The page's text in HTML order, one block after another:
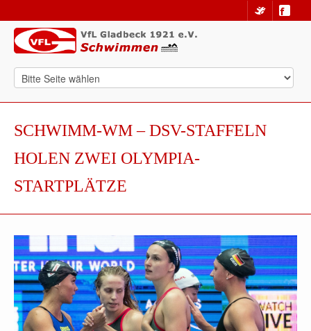
SCHWIMM-WM – DSV-STAFFELN
HOLEN ZWEI OLYMPIA-
STARTPLÄTZE